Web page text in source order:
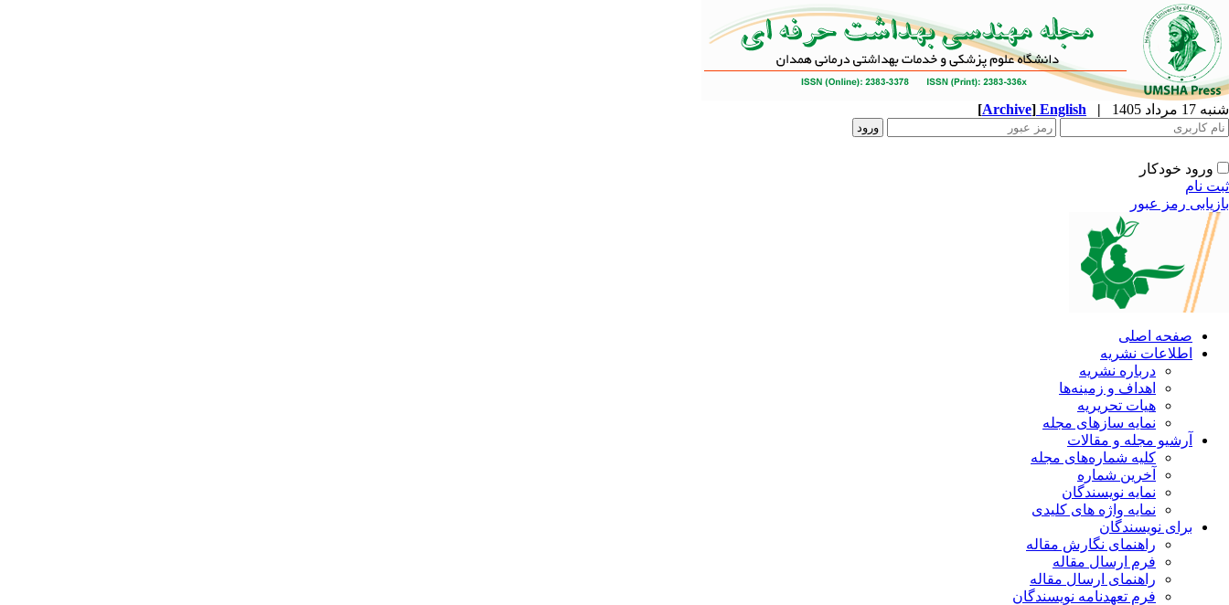
شنبه 17 مرداد 1405 |
English
[Archive]
ورود خودکار
ثبت نام
بازیابی رمز عبور
صفحه اصلی
اطلاعات نشریه
درباره نشریه
اهداف و زمینه‌ها
هیات تحریریه
نمایه سازهای مجله
آرشیو مجله و مقالات
کلیه شماره‌های مجله
آخرین شماره
نمایه نویسندگان
نمایه واژه های کلیدی
برای نویسندگان
راهنمای نگارش مقاله
فرم ارسال مقاله
راهنمای ارسال مقاله
فرم تعهدنامه نویسندگان